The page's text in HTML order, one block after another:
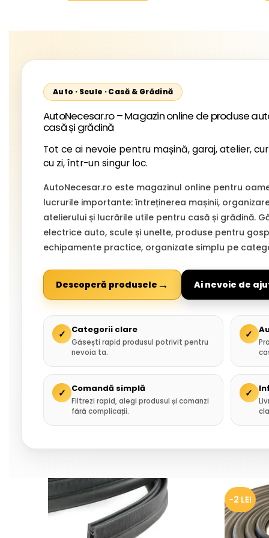
Auto · Scule · Casă & Grădină
AutoNecesar.ro – Magazin online de produse
casă și grădină
Tot ce ai nevoie pentru mașină, garaj, atelier,
cu zi, într-un singur loc.
AutoNecesar.ro este magazinul online pentru
lucrurile importante: întreținerea mașinii,
atelierului și lucrările utile pentru casă și grădină.
electrice auto, scule și unelte, produse pentru
echipamente practice, organizate simplu pe
Descoperă produsele → Ai nevoie de
✓ Categorii clare
Găsești rapid produsul potrivit pentru
nevoia ta.
✓
✓ Comandă simplă
Filtrezi rapid, alegi produsul și comanzi
fără complicații.
✓
-2 LEI